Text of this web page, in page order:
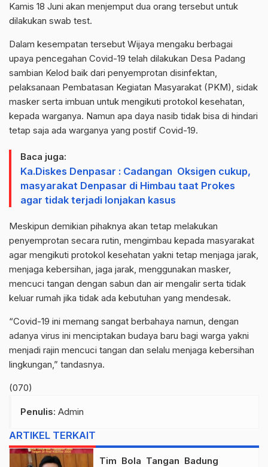
Kamis 18 Juni akan menjemput dua orang tersebut untuk
dilakukan swab test.
Dalam kesempatan tersebut Wijaya mengaku berbagai
upaya pencegahan Covid-19 telah dilakukan Desa Padang
sambian Kelod baik dari penyemprotan disinfektan,
pelaksanaan Pembatasan Kegiatan Masyarakat (PKM), sidak
masker serta imbuan untuk mengikuti protokol kesehatan,
kepada warganya. Namun apa daya nasib tidak bisa di hindari
tetap saja ada warganya yang postif Covid-19.
Baca juga:
Ka.Diskes Denpasar : Cadangan Oksigen cukup,
masyarakat Denpasar di Himbau taat Prokes
agar tidak terjadi lonjakan kasus
Meskipun demikian pihaknya akan tetap melakukan
penyemprotan secara rutin, mengimbau kepada masyarakat
agar mengikuti protokol kesehatan yakni tetap menjaga jarak,
menjaga kebersihan, jaga jarak, menggunakan masker,
mencuci tangan dengan sabun dan air mengalir serta tidak
keluar rumah jika tidak ada kebutuhan yang mendesak.
“Covid-19 ini memang sangat berbahaya namun, dengan
adanya virus ini menciptakan budaya baru bagi warga yakni
menjadi rajin mencuci tangan dan selalu menjaga kebersihan
lingkungan,” tandasnya.
(070)
Penulis: Admin
ARTIKEL TERKAIT
Tim Bola Tangan Badung